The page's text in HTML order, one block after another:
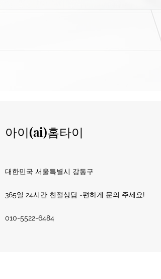
아이(ai)홈타이
​대한민국 서울특별시 강동구
365일 24시간 친절상담 -편하게 문의 주세요!
010-5522-6484